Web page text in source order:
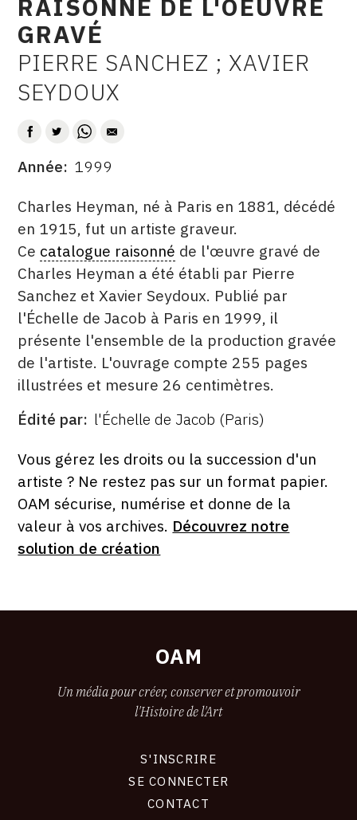
CGU
FACEBOOK
TWITTER
PINTEREST
RAISONNÉ DE L'OEUVRE
GRAVÉ
AUTEUR
PIERRE SANCHEZ ; XAVIER
SEYDOUX
DATE
Année 1999
DESCRITPTION
Charles Heyman, né à Paris en 1881, décédé
en 1915, fut un artiste graveur.
Ce catalogue raisonné de l'œuvre gravé de
Charles Heyman a été établi par Pierre
Sanchez et Xavier Seydoux. Publié par
l'Échelle de Jacob à Paris en 1999, il
présente l'ensemble de la production gravée
de l'artiste. L'ouvrage compte 255 pages
illustrées et mesure 26 centimètres.
ÉDITÉ
Édité par l'Échelle de Jacob (Paris)
FORMAT
ÉTAT
Vous gérez les droits ou la succession d'un
artiste ? Ne restez pas sur un format papier.
OAM sécurise, numérise et donne de la
valeur à vos archives. Découvrez notre
solution de création
OAM
Un média pour créer, conserver et promouvoir
l'Histoire de l'Art
S'INSCRIRE
SE CONNECTER
CONTACT